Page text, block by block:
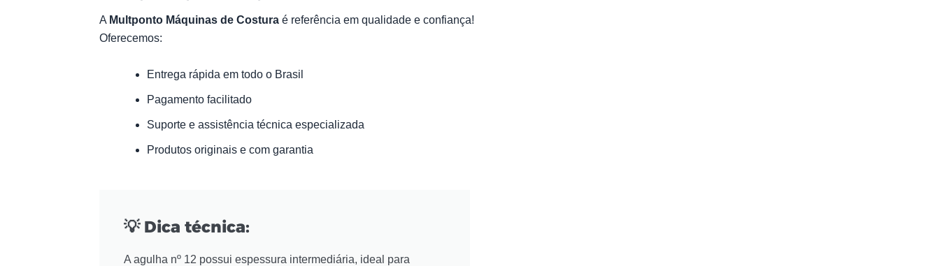
A Multponto Máquinas de Costura é referência em qualidade e confiança!
Oferecemos:
Entrega rápida em todo o Brasil
Pagamento facilitado
Suporte e assistência técnica especializada
Produtos originais e com garantia
💡 Dica técnica:
A agulha nº 12 possui espessura intermediária, ideal para